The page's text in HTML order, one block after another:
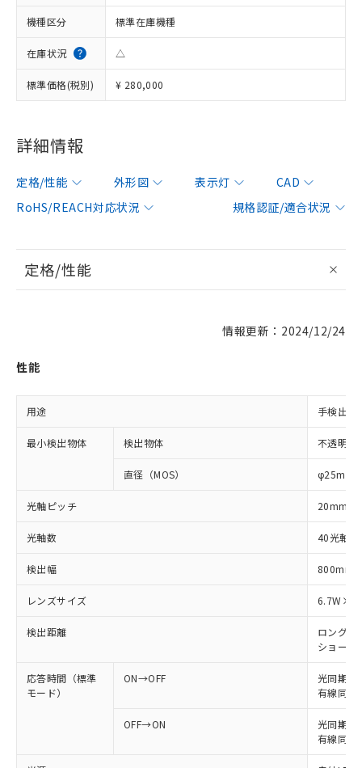
機種区分 標準在庫機種
在庫状況 △
標準価格(税別) ¥ 280,000
詳細情報
定格/性能 外形図 表示灯
CAD
RoHS/REACH対応状況
規格認証/適合状況
定格/性能
情報更新：2024/12/24
性能
用途 手検出用
最小検出物体 検出物体 不透明体
直径（MOS） φ25mm
光軸ピッチ 20mm
光軸数 40光軸
検出幅 800mm
レンズサイズ
検出距離
ロング
ショート
応答時間（標準
モード）
ON→OFF
光同期:
有線同期
OFF→ON
光同期:
有線同期